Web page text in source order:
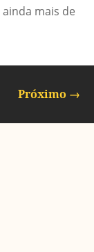
mais de
Próximo →